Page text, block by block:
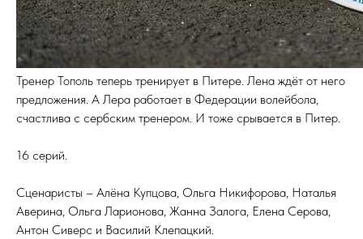
Тренер Тополь теперь тренирует в Питере. Лена ждёт от него
предложения. А Лера работает в Федерации волейбола,
счастлива с сербским тренером. И тоже срывается в Питер.
16 серий.
Сценаристы – Алёна Купцова, Ольга Никифорова, Наталья
Аверина, Ольга Ларионова, Жанна Залога, Елена Серова,
Антон Сиверс и Василий Клепацкий.